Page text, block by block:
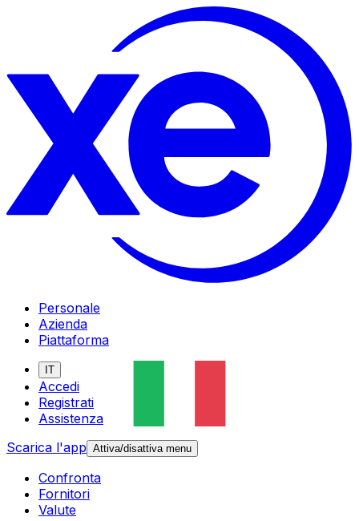
Personale
Azienda
Piattaforma
IT
Accedi
Registrati
Assistenza
Scarica l'app Attiva/disattiva menu
Confronta
Fornitori
Valute